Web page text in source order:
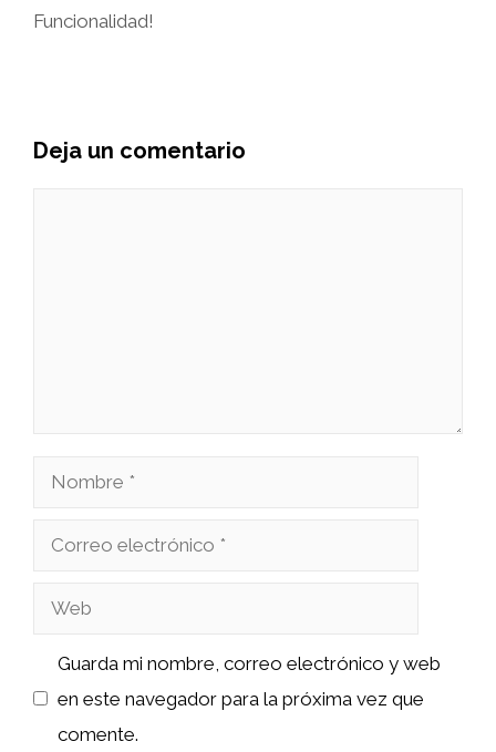
Funcionalidad!
Deja un comentario
Nombre
Correo
Web
Guarda mi nombre, correo electrónico y web
en este navegador para la próxima vez que
comente.